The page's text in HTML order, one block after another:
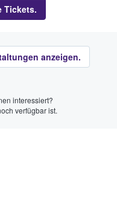
Tickets.
anzeigen.
interessiert?
verfügbar ist.